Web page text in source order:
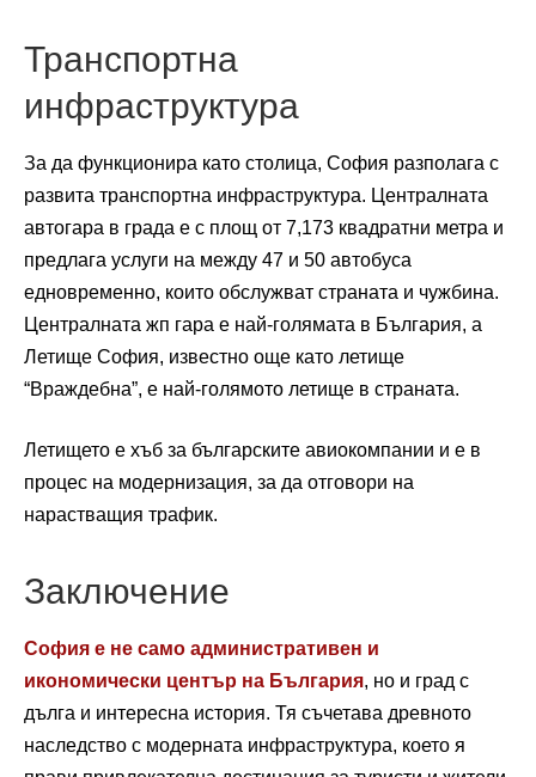
Транспортна
инфраструктура
За да функционира като столица, София разполага с
развита транспортна инфраструктура. Централната
автогара в града е с площ от 7,173 квадратни метра и
предлага услуги на между 47 и 50 автобуса
едновременно, които обслужват страната и чужбина.
Централната жп гара е най-голямата в България, а
Летище София, известно още като летище
“Враждебна”, е най-голямото летище в страната.
Летището е хъб за българските авиокомпании и е в
процес на модернизация, за да отговори на
нарастващия трафик.
Заключение
София е не само административен и
икономически център на България, но и град с
дълга и интересна история. Тя съчетава древното
наследство с модерната инфраструктура, което я